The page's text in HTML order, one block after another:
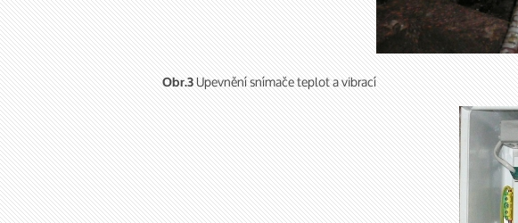
Obr.3Upevnění snímače teplot a vibrací